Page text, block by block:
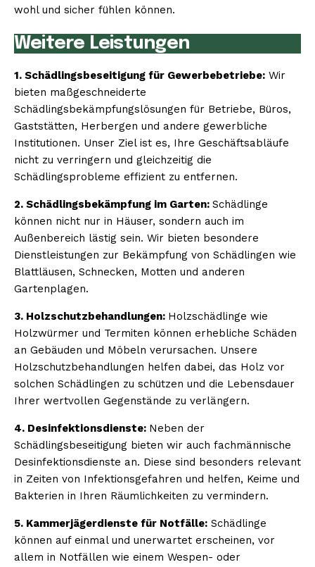
wohl und sicher fühlen können.
Weitere Leistungen
1. Schädlingsbeseitigung für Gewerbebetriebe: Wir
bieten maßgeschneiderte
Schädlingsbekämpfungslösungen für Betriebe, Büros,
Gaststätten, Herbergen und andere gewerbliche
Institutionen. Unser Ziel ist es, Ihre Geschäftsabläufe
nicht zu verringern und gleichzeitig die
Schädlingsprobleme effizient zu entfernen.
2. Schädlingsbekämpfung im Garten: Schädlinge
können nicht nur in Häuser, sondern auch im
Außenbereich lästig sein. Wir bieten besondere
Dienstleistungen zur Bekämpfung von Schädlingen wie
Blattläusen, Schnecken, Motten und anderen
Gartenplagen.
3. Holzschutzbehandlungen: Holzschädlinge wie
Holzwürmer und Termiten können erhebliche Schäden
an Gebäuden und Möbeln verursachen. Unsere
Holzschutzbehandlungen helfen dabei, das Holz vor
solchen Schädlingen zu schützen und die Lebensdauer
Ihrer wertvollen Gegenstände zu verlängern.
4. Desinfektionsdienste: Neben der
Schädlingsbeseitigung bieten wir auch fachmännische
Desinfektionsdienste an. Diese sind besonders relevant
in Zeiten von Infektionsgefahren und helfen, Keime und
Bakterien in Ihren Räumlichkeiten zu vermindern.
5. Kammerjägerdienste für Notfälle: Schädlinge
können auf einmal und unerwartet erscheinen, vor
allem in Notfällen wie einem Wespen- oder